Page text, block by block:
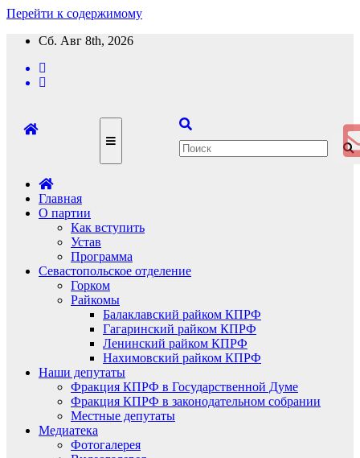
Перейти к содержимому
Сб. Авг 8th, 2026
Главная
О партии
Как вступить
Устав
Программа
Севастопольское отделение
Горком
Райкомы
Балаклавский райком КПРФ
Гагаринский райком КПРФ
Ленинский райком КПРФ
Нахимовский райком КПРФ
Наши депутаты
Фракция КПРФ в Государственной Думе
Фракция КПРФ в законодательном собрании
Местные депутаты
Медиатека
Фотогалерея